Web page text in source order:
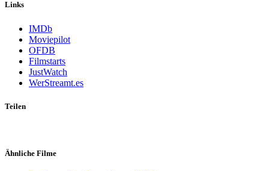
Links
IMDb
Moviepilot
OFDB
Filmstarts
JustWatch
WerStreamt.es
Teilen
Ähnliche Filme